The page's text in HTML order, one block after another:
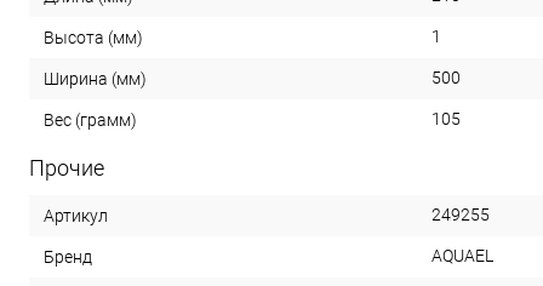
Высота (мм) 1
Ширина (мм) 500
Вес (грамм) 105
Прочие
Артикул 249255
Бренд AQUAEL